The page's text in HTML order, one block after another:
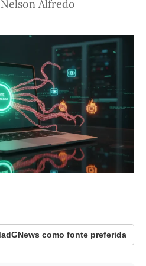
Nelson Alfredo
como fonte preferida